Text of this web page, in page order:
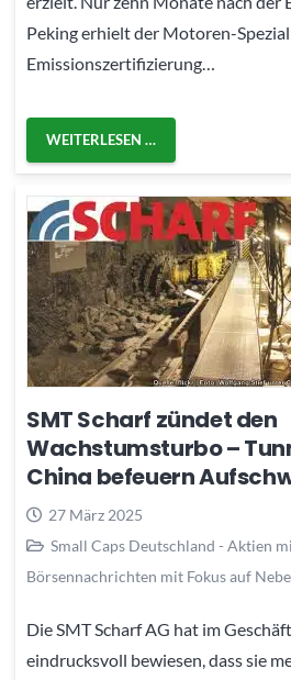
Peking erhielt der Motoren-
Emissionszertifizierung…
WEITERLESEN …
SMT Scharf zündet den
Wachstumsturbo –
China befeuern
27 März 2025
Small Caps Deutschland - Aktien
Börsennachrichten mit Fokus auf
Die SMT Scharf AG hat im
eindrucksvoll bewiesen, dass sie